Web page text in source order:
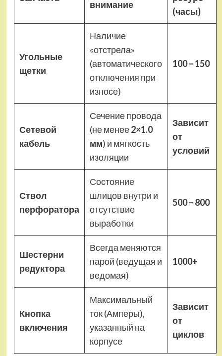
внимание
(часы)
Угольные
щетки
Наличие
«отстрела»
(автоматического
отключения при
износе)
100 – 150
Сетевой
кабель
Сечение провода
(не менее2×1.0
мм) и мягкость
изоляции
Зависит
от
условий
Ствол
перфоратора
Состояние
шлицов внутри и
отсутствие
выработки
500 – 800
Шестерни
редуктора
Всегда меняются
парой (ведущая и
ведомая)
1000+
Кнопка
включения
Максимальный
ток (Амперы),
указанный на
корпусе
Зависит
от
циклов